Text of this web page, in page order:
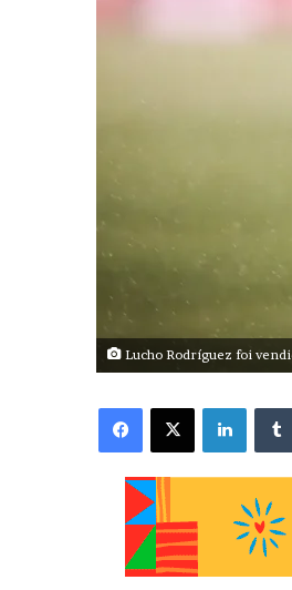
Lucho Rodríguez foi
Facebook X Linkedin